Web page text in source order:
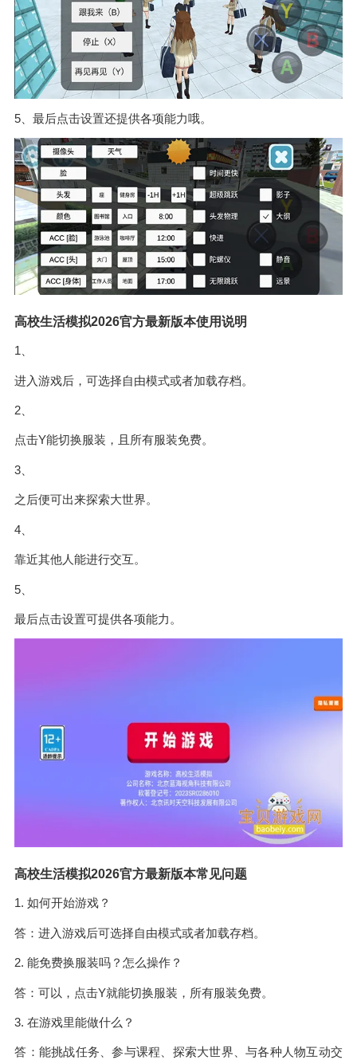
5、最后点击设置还提供各项能力哦。
高校生活模拟2026官方最新版本使用说明
1、
进入游戏后，可选择自由模式或者加载存档。
2、
点击Y能切换服装，且所有服装免费。
3、
之后便可出来探索大世界。
4、
靠近其他人能进行交互。
5、
最后点击设置可提供各项能力。
高校生活模拟2026官方最新版本常见问题
1. 如何开始游戏？
答：进入游戏后可选择自由模式或者加载存档。
2. 能免费换服装吗？怎么操作？
答：可以，点击Y就能切换服装，所有服装免费。
3. 在游戏里能做什么？
答：能挑战任务、参与课程、探索大世界、与各种人物互动交